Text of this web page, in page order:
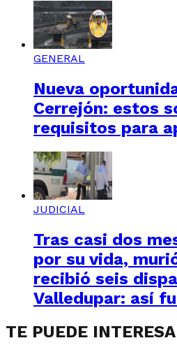
GENERAL
Nueva
Cerrejón: estos
requisitos para
JUDICIAL
Tras casi dos
por su vida,
recibió seis
Valledupar: así
TE PUEDE